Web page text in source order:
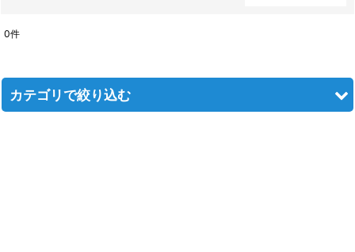
表示数:
0件
カテゴリで絞り込む